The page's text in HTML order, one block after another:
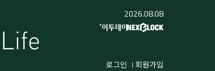
2026.08.08
로그인 회원가입